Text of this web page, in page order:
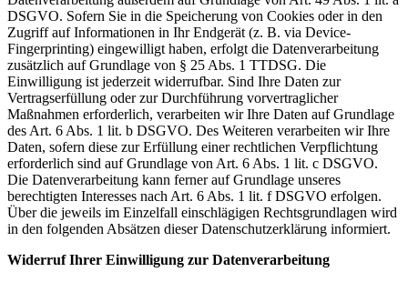
DSGVO. Sofern Sie in die Speicherung von Cookies oder in den
Zugriff auf Informationen in Ihr Endgerät (z. B. via Device-
Fingerprinting) eingewilligt haben, erfolgt die Datenverarbeitung
zusätzlich auf Grundlage von § 25 Abs. 1 TTDSG. Die
Einwilligung ist jederzeit widerrufbar. Sind Ihre Daten zur
Vertragserfüllung oder zur Durchführung vorvertraglicher
Maßnahmen erforderlich, verarbeiten wir Ihre Daten auf Grundlage
des Art. 6 Abs. 1 lit. b DSGVO. Des Weiteren verarbeiten wir Ihre
Daten, sofern diese zur Erfüllung einer rechtlichen Verpflichtung
erforderlich sind auf Grundlage von Art. 6 Abs. 1 lit. c DSGVO.
Die Datenverarbeitung kann ferner auf Grundlage unseres
berechtigten Interesses nach Art. 6 Abs. 1 lit. f DSGVO erfolgen.
Über die jeweils im Einzelfall einschlägigen Rechtsgrundlagen wird
in den folgenden Absätzen dieser Datenschutzerklärung informiert.
Widerruf Ihrer Einwilligung zur Datenverarbeitung